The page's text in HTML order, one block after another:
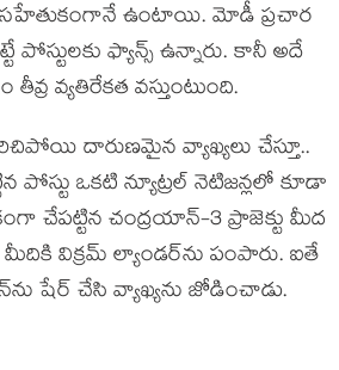
సహేతుకంగానే ఉంటాయి. మోడీ ప్రచార
ఫ్యాన్స్ ఉన్నారు. కానీ అదే
వ్యతిరేకత వస్తుంటుంది.
దారుణమైన వ్యాఖ్యలు చేస్తూ..
ఒకటి న్యూట్రల్ నెటిజన్లలో కూడా
చేపట్టిన చంద్రయాన్-3 ప్రాజెక్టు మీద
మీదికి విక్రమ్ ల్యాండర్‌ను పంపారు. ఐతే
షేర్ చేసి వ్యాఖ్యను జోడించాడు.